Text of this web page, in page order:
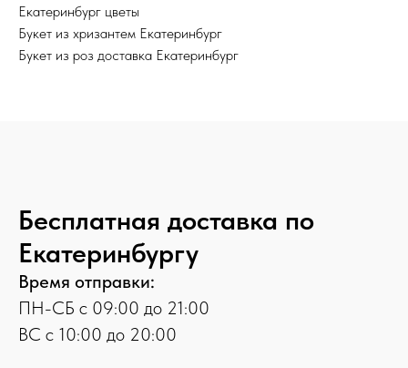
Екатеринбург цветы
Букет из хризантем Екатеринбург
Букет из роз доставка Екатеринбург
Бесплатная доставка по
Екатеринбургу
Время отправки:
ПН-СБ с 09:00 до 21:00
ВС с 10:00 до 20:00